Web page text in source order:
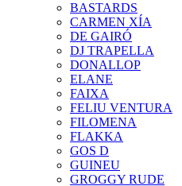
BASTARDS
CARMEN XÍA
DE GAIRÓ
DJ TRAPELLA
DONALLOP
ELANE
FAIXA
FELIU VENTURA
FILOMENA
FLAKKA
GOS D
GUINEU
GROGGY RUDE